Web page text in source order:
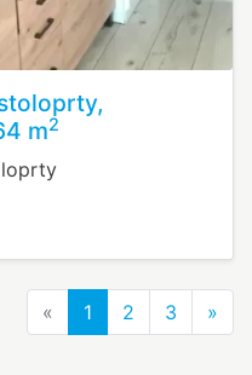
m2
« Previous
1 2 3 »